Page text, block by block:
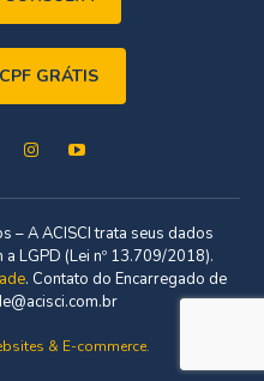
GRÁTIS
– A ACISCI trata seus dados
LGPD (Lei nº 13.709/2018).
. Contato do Encarregado de
& E-commerce.